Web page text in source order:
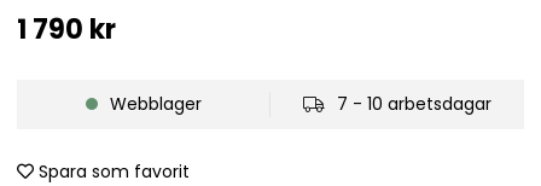
1 790 kr
Webblager 7 - 10 arbetsdagar
Spara som favorit